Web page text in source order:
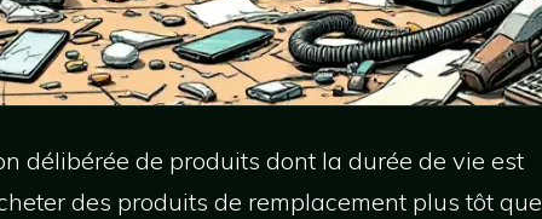
délibérée de produits dont la durée de vie est
des produits de remplacement plus tôt que